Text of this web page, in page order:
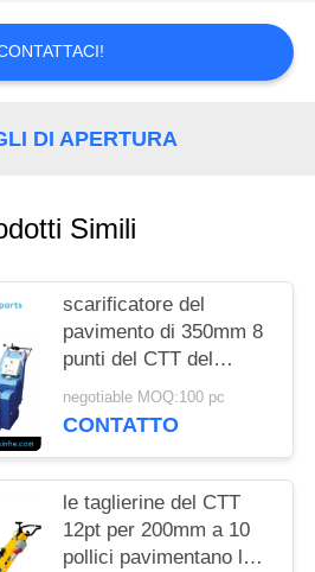
DI APERTURA
Simili
scarificatore del
pavimento di 350mm 8
punti del CTT del
carburo del tamburo
dell'asse
negotiable MOQ:100 pc
CONTATTO
le taglierine del CTT
12pt per 200mm a 10
pollici pavimentano le